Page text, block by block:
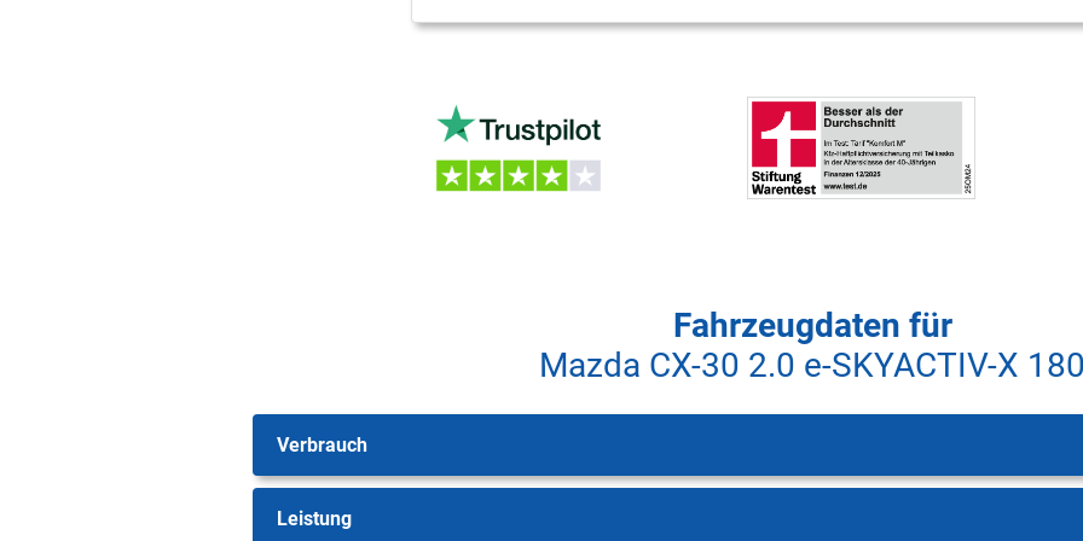
Fahrzeugdaten für
Mazda CX-30 2.0 e-SKYACTIV-X
Verbrauch
Leistung